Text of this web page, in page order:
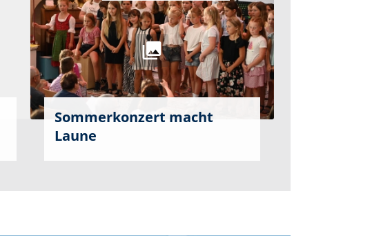
Sommerkonzert macht
Laune